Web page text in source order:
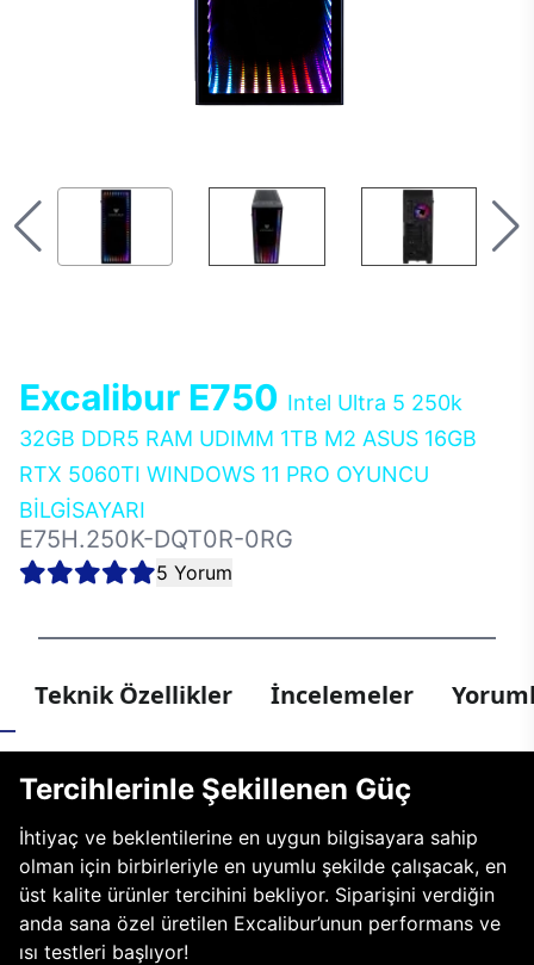
Excalibur E750 Intel Ultra 5 250k
32GB DDR5 RAM UDIMM 1TB M2 ASUS 16GB
RTX 5060TI WINDOWS 11 PRO OYUNCU
BİLGİSAYARI
E75H.250K-DQT0R-0RG
5 Yorum
Teknik Özellikler İncelemeler
Tercihlerinle Şekillenen Güç
İhtiyaç ve beklentilerine en uygun bilgisayara sahip
olman için birbirleriyle en uyumlu şekilde çalışacak, en
üst kalite ürünler tercihini bekliyor. Siparişini verdiğin
anda sana özel üretilen Excalibur’unun performans ve
ısı testleri başlıyor!